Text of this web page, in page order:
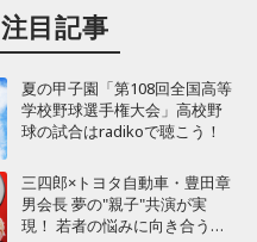
注目記事
夏の甲子園「第108回全国高等
学校野球選手権大会」高校野
球の試合はradikoで聴こう！
三四郎×トヨタ自動車・豊田章
男会長 夢の"親子"共演が実
現！ 若者の悩みに向き合うポ